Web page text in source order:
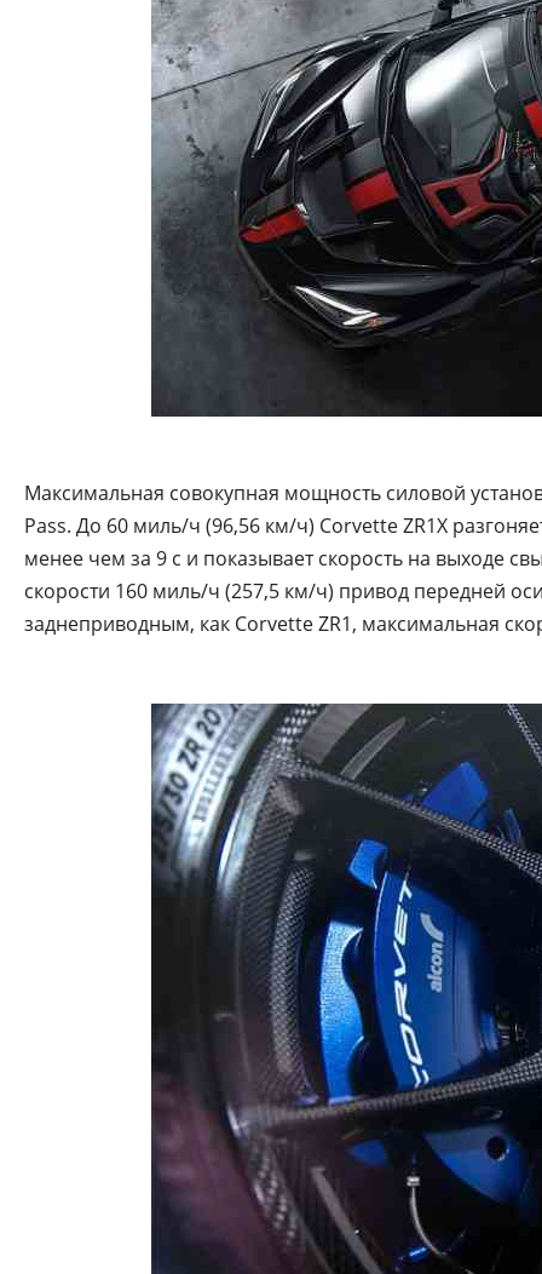
Максимальная совокупная мощность силовой
Pass. До 60 миль/ч (96,56 км/ч) Corvette ZR1X
менее чем за 9 с и показывает скорость на выходе
скорости 160 миль/ч (257,5 км/ч) привод передней
заднеприводным, как Corvette ZR1, максимальная